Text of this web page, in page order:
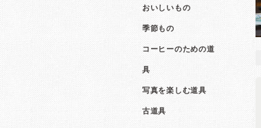
おいしいもの
季節もの
コーヒーのための道
具
写真を楽しむ道具
古道具